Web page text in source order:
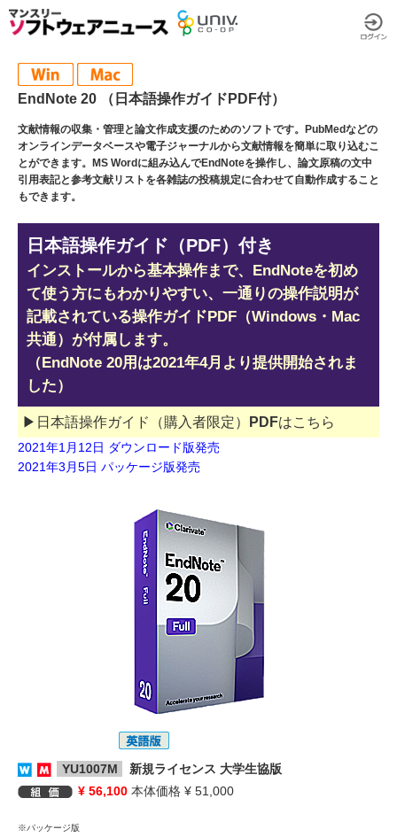
EndNote 20 （日本語操作ガイドPDF付）
文献情報の収集・管理と論文作成支援のためのソフトです。PubMedなどの
オンラインデータベースや電子ジャーナルから文献情報を簡単に取り込むこ
とができます。MS Wordに組み込んでEndNoteを操作し、論文原稿の文中
引用表記と参考文献リストを各雑誌の投稿規定に合わせて自動作成すること
もできます。
日本語操作ガイド（PDF）付き
インストールから基本操作まで、EndNoteを初め
て使う方にもわかりやすい、一通りの操作説明が
記載されている操作ガイドPDF（Windows・Mac
共通）が付属します。
（EndNote 20用は2021年4月より提供開始されま
した）
▶日本語操作ガイド（購入者限定）PDFはこちら
2021年1月12日 ダウンロード版発売
2021年3月5日 パッケージ版発売
YU1007M
新規ライセンス 大学生協版
¥ 56,100 本体価格 ¥ 51,000
※パッケージ版